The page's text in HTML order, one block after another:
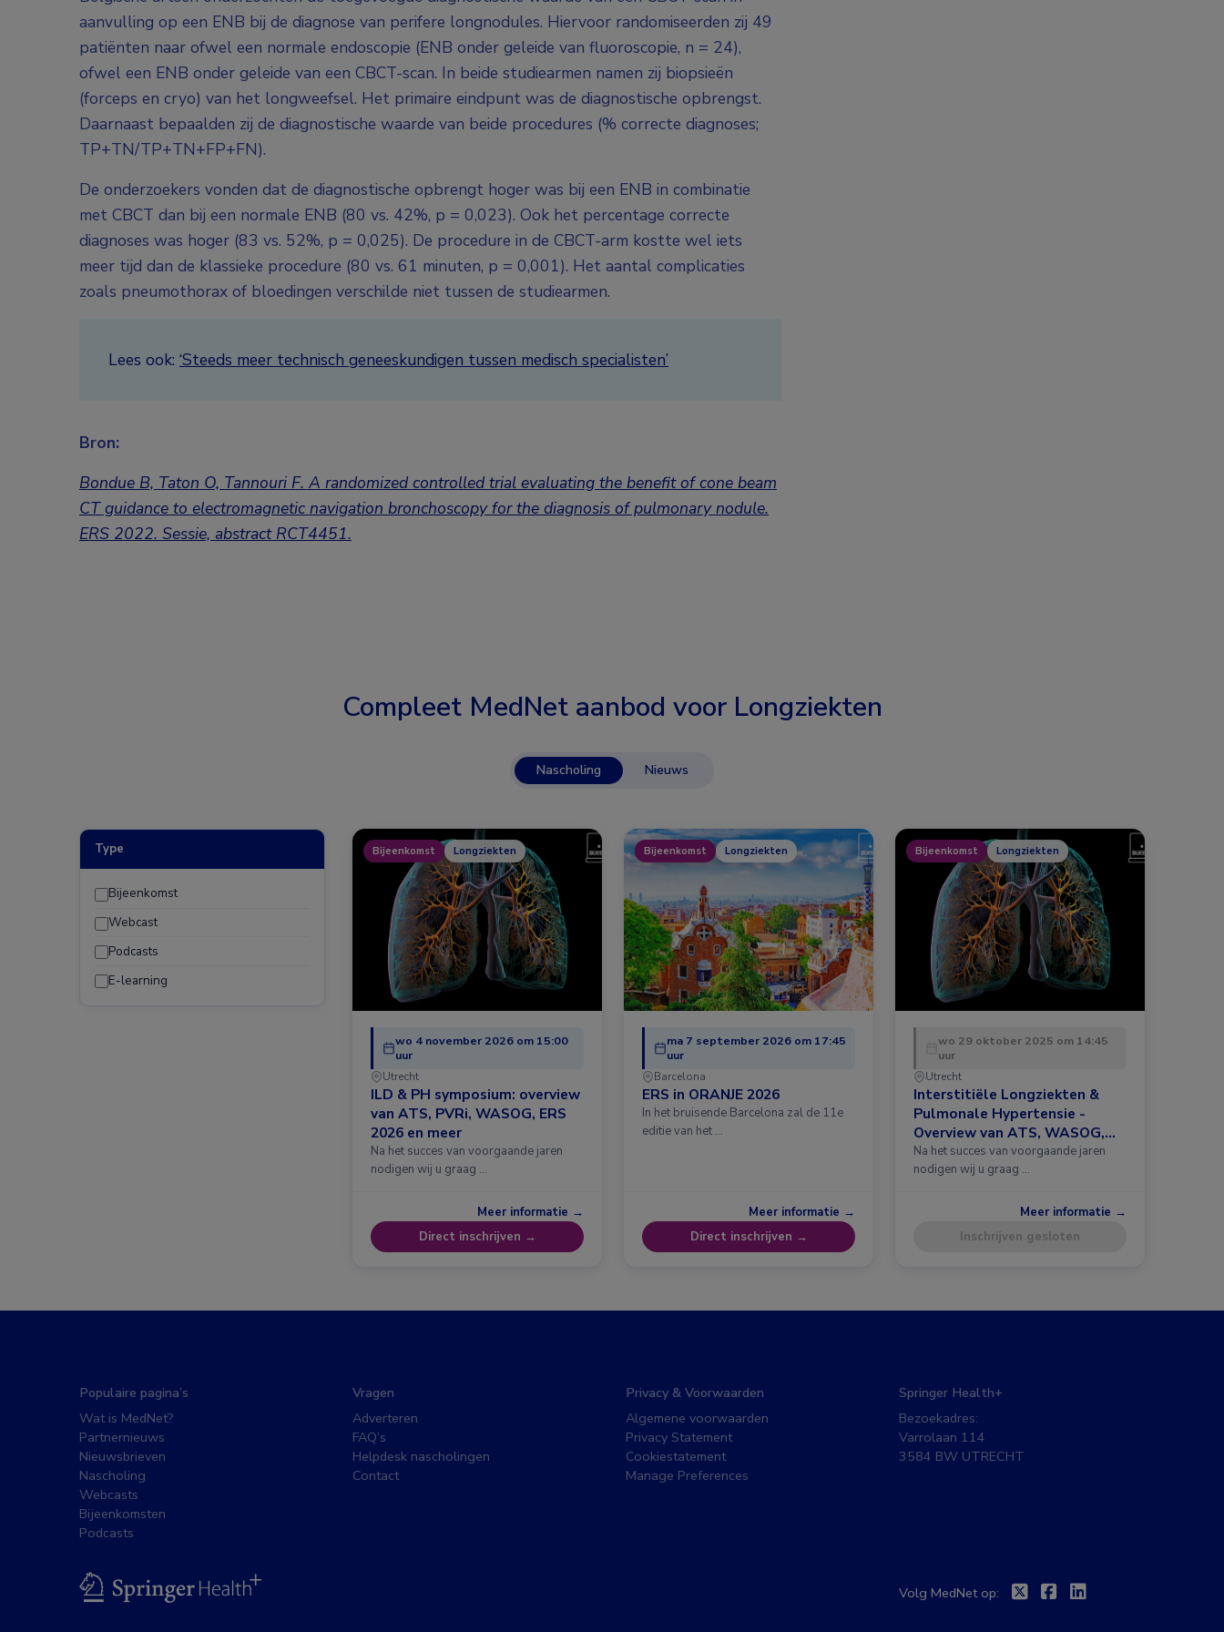
aanvulling op een ENB bij de diagnose van perifere longnodules. Hiervoor randomiseerden zij 49
patiënten naar ofwel een normale endoscopie (ENB onder geleide van fluoroscopie, n = 24),
ofwel een ENB onder geleide van een CBCT-scan. In beide studiearmen namen zij biopsieën
(forceps en cryo) van het longweefsel. Het primaire eindpunt was de diagnostische opbrengst.
Daarnaast bepaalden zij de diagnostische waarde van beide procedures (% correcte diagnoses;
TP+TN/TP+TN+FP+FN).
De onderzoekers vonden dat de diagnostische opbrengt hoger was bij een ENB in combinatie
met CBCT dan bij een normale ENB (80 vs. 42%, p = 0,023). Ook het percentage correcte
diagnoses was hoger (83 vs. 52%, p = 0,025). De procedure in de CBCT-arm kostte wel iets
meer tijd dan de klassieke procedure (80 vs. 61 minuten, p = 0,001). Het aantal complicaties
zoals pneumothorax of bloedingen verschilde niet tussen de studiearmen.
Lees ook: ‘Steeds meer technisch geneeskundigen tussen medisch specialisten’
Bron:
Bondue B, Taton O, Tannouri F. A randomized controlled trial evaluating the benefit of cone beam
CT guidance to electromagnetic navigation bronchoscopy for the diagnosis of pulmonary nodule.
ERS 2022. Sessie, abstract RCT4451.
Compleet MedNet aanbod voor Longziekten
Nascholing Nieuws
Type
Bijeenkomst
Webcast
Podcasts
E-learning
Bijeenkomst Longziekten
wo 4 november 2026 om 15:00
uur
Utrecht
ILD & PH symposium: overview
van ATS, PVRi, WASOG, ERS
2026 en meer
Na het succes van voorgaande jaren
nodigen wij u graag …
Meer informatie →
Direct inschrijven →
Bijeenkomst Longziekten
ma 7 september 2026 om 17:45
uur
Barcelona
ERS in ORANJE 2026
In het bruisende Barcelona zal de 11e
editie van het …
Meer informatie →
Direct inschrijven →
Bijeenkomst Longziekten
wo 29 oktober 2025 om 14:45
uur
Utrecht
Interstitiële Longziekten &
Pulmonale Hypertensie -
Overview van ATS, WASOG,
ERS 2025 en meer
Na het succes van voorgaande jaren
nodigen wij u graag …
Meer informatie →
Inschrijven gesloten
Populaire pagina’s
Wat is MedNet?
Partnernieuws
Nieuwsbrieven
Nascholing
Webcasts
Bijeenkomsten
Podcasts
Vragen
Adverteren
FAQ’s
Helpdesk nascholingen
Contact
Privacy & Voorwaarden
Algemene voorwaarden
Privacy Statement
Cookiestatement
Manage Preferences
Springer Health+
Bezoekadres:
Varrolaan 114
3584 BW UTRECHT
BSL
Volg MedNet op: TwitterFacebook
Linkedin